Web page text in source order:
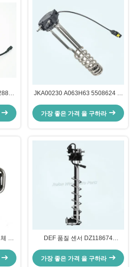
JKA00230 A063H63 5508624 대
체 센서
가장 좋은 가격 을 구하라
레
DEF 품질 센서 DZ118674
DZ118673 디젤 배기가스 유체 레
벨 센서 John Deere
가장 좋은 가격 을 구하라